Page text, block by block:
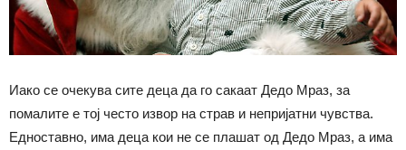
Иако се очекува сите деца да го сакаат Дедо Мраз, за
помалите е тој често извор на страв и непријатни чувства.
Едноставно, има деца кои не се плашат од Дедо Мраз, а има